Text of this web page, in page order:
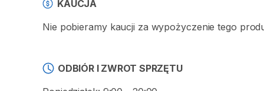
KAUCJA
Nie pobieramy kaucji za wypożyczenie tego
ODBIÓR I ZWROT SPRZĘTU